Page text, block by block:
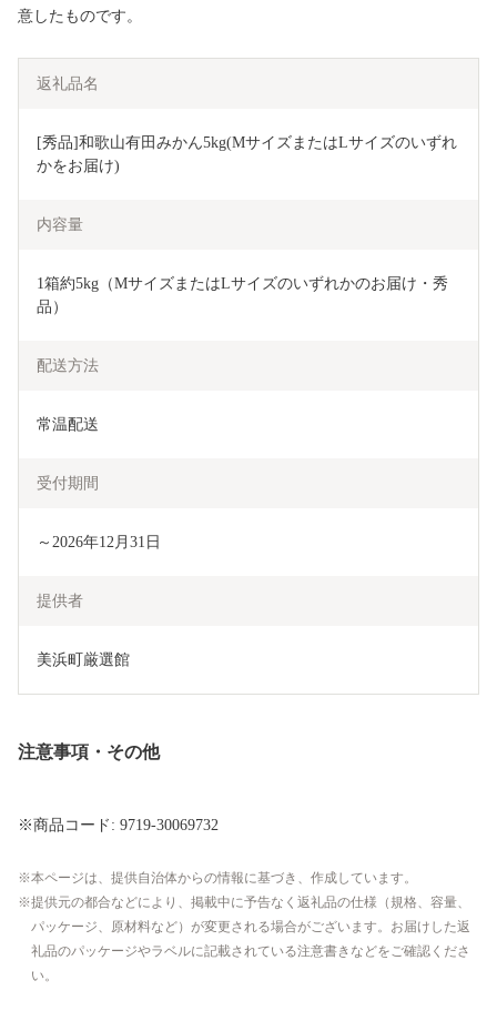
意したものです。
返礼品名
[秀品]和歌山有田みかん5kg(MサイズまたはLサイズのいずれ
かをお届け)
内容量
1箱約5kg（MサイズまたはLサイズのいずれかのお届け・秀
品）
配送方法
常温配送
受付期間
～2026年12月31日
提供者
美浜町厳選館
注意事項・その他
※商品コード: 9719-30069732
本ページは、提供自治体からの情報に基づき、作成しています。
提供元の都合などにより、掲載中に予告なく返礼品の仕様（規格、容量、
パッケージ、原材料など）が変更される場合がございます。お届けした返
礼品のパッケージやラベルに記載されている注意書きなどをご確認くださ
い。